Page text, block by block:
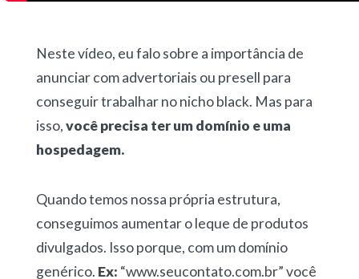
Neste vídeo, eu falo sobre a importância de
anunciar com advertoriais ou presell para
conseguir trabalhar no nicho black. Mas para
isso,você precisa ter um domínio e uma
hospedagem.
Quando temos nossa própria estrutura,
conseguimos aumentar o leque de produtos
divulgados. Isso porque, com um domínio
genérico. Ex: “www.seucontato.com.br” você